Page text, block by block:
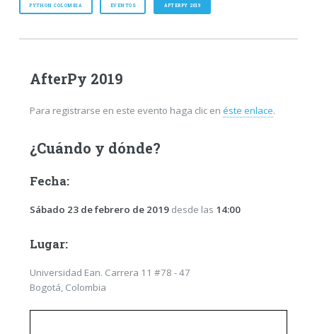
PYTHON COLOMBIA EVENTOS AFTERPY 2019
AfterPy 2019
Para registrarse en este evento haga clic en éste enlace.
¿Cuándo y dónde?
Fecha:
Sábado 23 de febrero de 2019desde las 14:00
Lugar:
Universidad Ean. Carrera 11 #78 - 47
Bogotá, Colombia